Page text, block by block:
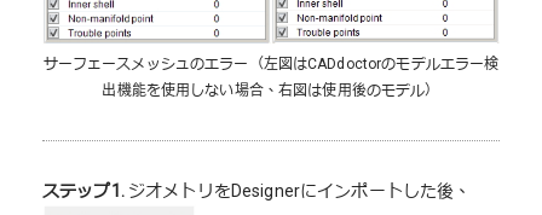
サーフェースメッシュのエラー（左図はCADdoctorのモデルエラー検
出機能を使用しない場合、右図は使用後のモデル）
ステップ1.ジオメトリをDesignerにインポートした後、